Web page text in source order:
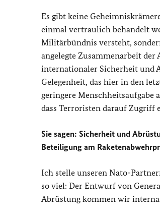
Es gibt keine
einmal vertraulich behandelt
Militärbündnis versteht,
angelegte Zusammenarbeit
internationaler Sicherheit und
Gelegenheit, das hier in den
geringere Menschheitsaufgabe
dass Terroristen darauf Zugriff
Sie sagen: Sicherheit und
Beteiligung am
Ich stelle unseren Nato-
so viel: Der Entwurf von
Abrüstung kommen wir